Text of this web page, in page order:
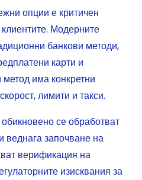
опции е критичен
Модерните
банкови методи,
карти и
метод има конкретни
лимити и такси.
се обработват
веднага започване на
верификация на
изисквания за